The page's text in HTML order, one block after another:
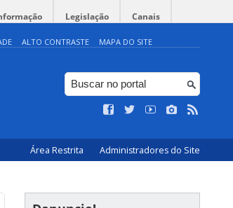
Legislação Canais
ALTO CONTRASTE MAPA DO SITE
Área Restrita Administradores do Site